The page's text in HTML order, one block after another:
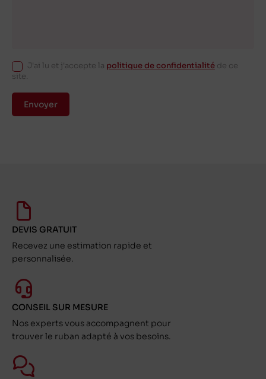
J'ai lu et j'accepte la politique de confidentialité de ce
site.
Envoyer
DEVIS GRATUIT
Recevez une estimation rapide et
personnalisée.
CONSEIL SUR MESURE
Nos experts vous accompagnent pour
trouver le ruban adapté à vos besoins.